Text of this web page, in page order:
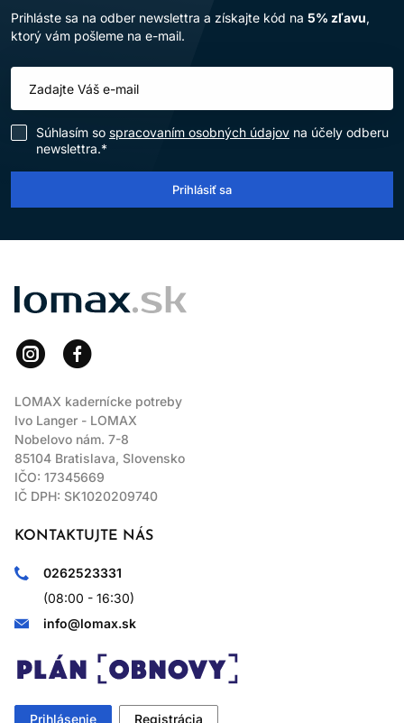
Prihláste sa na odber newslettra a získajte kód na 5% zľavu,
ktorý vám pošleme na e-mail.
Súhlasím so spracovaním osobných údajov na účely odberu
newslettra.*
Prihlásiť sa
LOMAX
LOMAX kadernícke potreby
Ivo Langer - LOMAX
Nobelovo nám. 7-8
85104 Bratislava, Slovensko
IČO: 17345669
IČ DPH: SK1020209740
KONTAKTUJTE NÁS
0262523331
(08:00 - 16:30)
info@lomax.sk
Prihlásenie Registrácia